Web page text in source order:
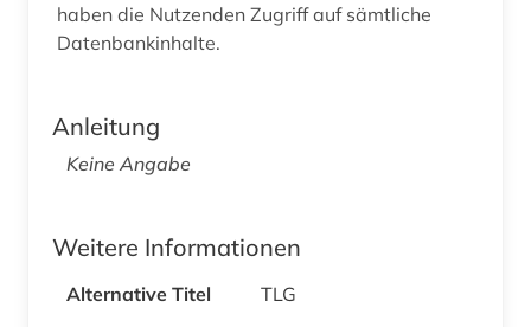
haben die Nutzenden Zugriff auf sämtliche
Datenbankinhalte.
Anleitung
Keine Angabe
Weitere Informationen
Alternative Titel
TLG